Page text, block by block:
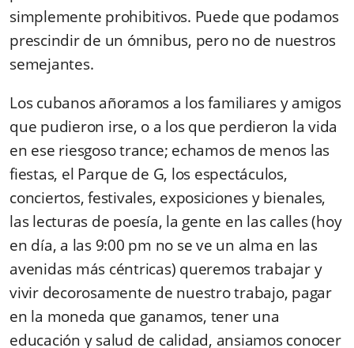
simplemente prohibitivos. Puede que podamos
prescindir de un ómnibus, pero no de nuestros
semejantes.
Los cubanos añoramos a los familiares y amigos
que pudieron irse, o a los que perdieron la vida
en ese riesgoso trance; echamos de menos las
fiestas, el Parque de G, los espectáculos,
conciertos, festivales, exposiciones y bienales,
las lecturas de poesía, la gente en las calles (hoy
en día, a las 9:00 pm no se ve un alma en las
avenidas más céntricas) queremos trabajar y
vivir decorosamente de nuestro trabajo, pagar
en la moneda que ganamos, tener una
educación y salud de calidad, ansiamos conocer